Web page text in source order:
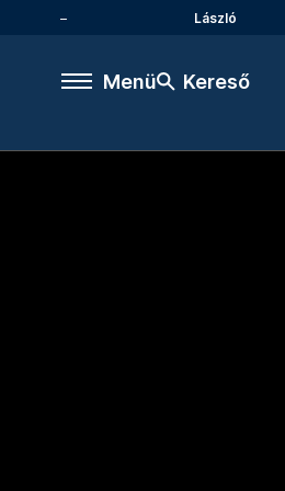
László
Menü Kereső